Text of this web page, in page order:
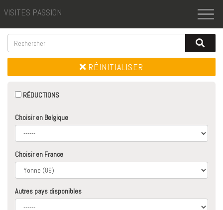
VISITES PASSION
RÉINITIALISER
RÉDUCTIONS
Choisir en Belgique
Choisir en France
Autres pays disponibles